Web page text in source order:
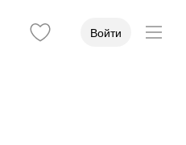
Войти